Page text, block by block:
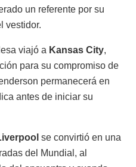
un referente por su
vestidor.
viajó a Kansas City,
para su compromiso de
permanecerá en
antes de iniciar su
se convirtió en una
del Mundial, al